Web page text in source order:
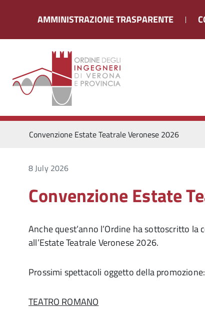
AMMINISTRAZIONE TRASPARENTE
Convenzione Estate Teatrale Veronese 2026
8 July 2026
Convenzione Estate
Anche quest’anno l’Ordine ha sottoscritto
all’Estate Teatrale Veronese 2026.
Prossimi spettacoli oggetto della promozione:
TEATRO ROMANO